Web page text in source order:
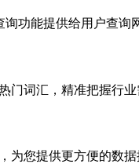
询功能提供给用户查询
门词汇，精准把握行业
为您提供更方便的数